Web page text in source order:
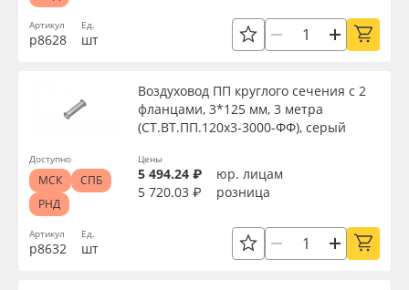
Артикул
р8628
Ед.
шт
Артикул
р8632
Воздуховод ПП круглого сечения с 2
фланцами, 3*125 мм, 3 метра
(СТ.ВТ.ПП.120х3-3000-ФФ), серый
Ед.
шт
Цены
5 494.24 ₽
юр. лицам
5 720.03 ₽
розница
Доступно
МСК
СПБ
РНД